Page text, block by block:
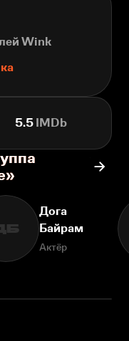
Wink
5.5IMDb
Дога
Байрам
Актёр